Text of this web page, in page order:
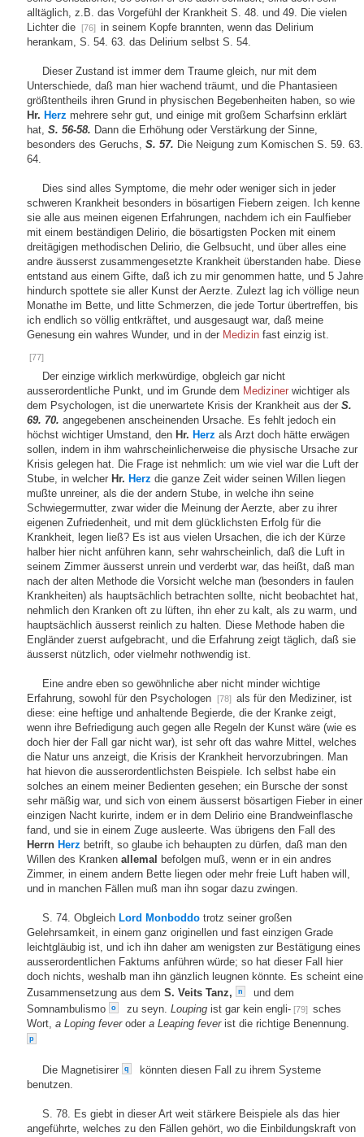
alltäglich, z.B. das Vorgefühl der Krankheit S. 48. und 49. Die vielen
Lichter die
[76] in seinem Kopfe brannten, wenn das Delirium
herankam, S. 54. 63. das Delirium selbst S. 54.
Dieser Zustand ist immer dem Traume gleich, nur mit dem
Unterschiede, daß man hier wachend träumt, und die Phantasieen
größtentheils ihren Grund in physischen Begebenheiten haben, so wie
Hr. Herz mehrere sehr gut, und einige mit großem Scharfsinn erklärt
hat, S. 56-58. Dann die Erhöhung oder Verstärkung der Sinne,
besonders des Geruchs, S. 57. Die Neigung zum Komischen S. 59. 63.
64.
Dies sind alles Symptome, die mehr oder weniger sich in jeder
schweren Krankheit besonders in bösartigen Fiebern zeigen. Ich kenne
sie alle aus meinen eigenen Erfahrungen, nachdem ich ein Faulfieber
mit einem beständigen Delirio, die bösartigsten Pocken mit einem
dreitägigen methodischen Delirio, die Gelbsucht, und über alles eine
andre äusserst zusammengesetzte Krankheit überstanden habe. Diese
entstand aus einem Gifte, daß ich zu mir genommen hatte, und 5 Jahre
hindurch spottete sie aller Kunst der Aerzte. Zulezt lag ich völlige neun
Monathe im Bette, und litte Schmerzen, die jede Tortur übertreffen, bis
ich endlich so völlig entkräftet, und ausgesaugt war, daß meine
Genesung ein wahres Wunder, und in der Medizin fast einzig ist.
[77]
Der einzige wirklich merkwürdige, obgleich gar nicht
ausserordentliche Punkt, und im Grunde dem Mediziner wichtiger als
dem Psychologen, ist die unerwartete Krisis der Krankheit aus der S.
69. 70. angegebenen anscheinenden Ursache. Es fehlt jedoch ein
höchst wichtiger Umstand, den Hr. Herz als Arzt doch hätte erwägen
sollen, indem in ihm wahrscheinlicherweise die physische Ursache zur
Krisis gelegen hat. Die Frage ist nehmlich: um wie viel war die Luft der
Stube, in welcher Hr. Herz die ganze Zeit wider seinen Willen liegen
mußte unreiner, als die der andern Stube, in welche ihn seine
Schwiegermutter, zwar wider die Meinung der Aerzte, aber zu ihrer
eigenen Zufriedenheit, und mit dem glücklichsten Erfolg für die
Krankheit, legen ließ? Es ist aus vielen Ursachen, die ich der Kürze
halber hier nicht anführen kann, sehr wahrscheinlich, daß die Luft in
seinem Zimmer äusserst unrein und verderbt war, das heißt, daß man
nach der alten Methode die Vorsicht welche man (besonders in faulen
Krankheiten) als hauptsächlich betrachten sollte, nicht beobachtet hat,
nehmlich den Kranken oft zu lüften, ihn eher zu kalt, als zu warm, und
hauptsächlich äusserst reinlich zu halten. Diese Methode haben die
Engländer zuerst aufgebracht, und die Erfahrung zeigt täglich, daß sie
äusserst nützlich, oder vielmehr nothwendig ist.
Eine andre eben so gewöhnliche aber nicht minder wichtige
Erfahrung, sowohl für den Psychologen
[78] als für den Mediziner, ist
diese: eine heftige und anhaltende Begierde, die der Kranke zeigt,
wenn ihre Befriedigung auch gegen alle Regeln der Kunst wäre (wie es
doch hier der Fall gar nicht war), ist sehr oft das wahre Mittel, welches
die Natur uns anzeigt, die Krisis der Krankheit hervorzubringen. Man
hat hievon die ausserordentlichsten Beispiele. Ich selbst habe ein
solches an einem meiner Bedienten gesehen; ein Bursche der sonst
sehr mäßig war, und sich von einem äusserst bösartigen Fieber in einer
einzigen Nacht kurirte, indem er in dem Delirio eine Brandweinflasche
fand, und sie in einem Zuge ausleerte. Was übrigens den Fall des
Herrn Herz betrift, so glaube ich behaupten zu dürfen, daß man den
Willen des Kranken allemal befolgen muß, wenn er in ein andres
Zimmer, in einem andern Bette liegen oder mehr freie Luft haben will,
und in manchen Fällen muß man ihn sogar dazu zwingen.
S. 74. Obgleich Lord Monboddo trotz seiner großen
Gelehrsamkeit, in einem ganz originellen und fast einzigen Grade
leichtgläubig ist, und ich ihn daher am wenigsten zur Bestätigung eines
ausserordentlichen Faktums anführen würde; so hat dieser Fall hier
doch nichts, weshalb man ihn gänzlich leugnen könnte. Es scheint eine
Zusammensetzung aus dem S. Veits Tanz, n
und dem
Somnambulismo
o zu seyn. Louping ist gar kein engli- [79] sches
Wort, a Loping feveroder a Leaping feverist die richtige Benennung.
p
Die Magnetisirer q
könnten diesen Fall zu ihrem Systeme
benutzen.
S. 78. Es giebt in dieser Art weit stärkere Beispiele als das hier
angeführte, welches zu den Fällen gehört, wo die Einbildungskraft von